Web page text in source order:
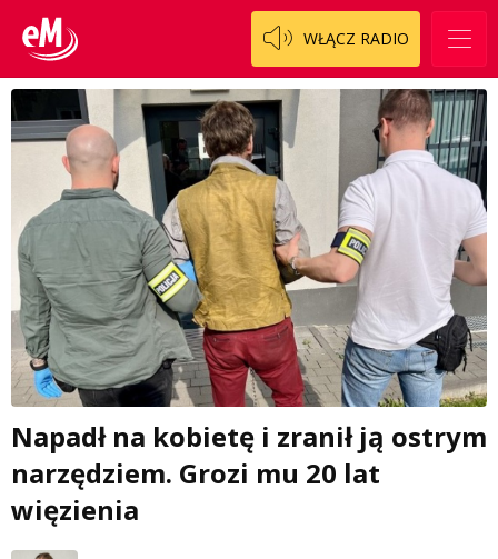
WŁĄCZ RADIO
Napadł na kobietę i zranił ją ostrym
narzędziem. Grozi mu 20 lat
więzienia